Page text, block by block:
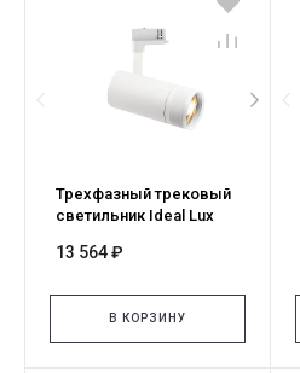
Трехфазный трековый
светильник Ideal Lux
4000K ON-OFF BI 322124
13 564 ₽
В КОРЗИНУ